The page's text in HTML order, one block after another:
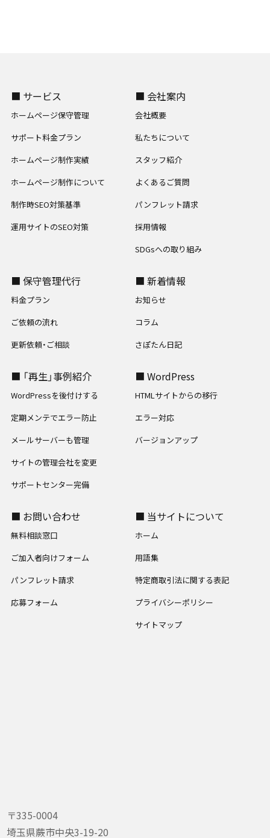
〒335-0004
埼玉県蕨市中央3-19-20
■ サービス
ホームページ保守管理
サポート料金プラン
ホームページ制作実績
ホームページ制作について
制作時SEO対策基準
運用サイトのSEO対策
■ 会社案内
会社概要
私たちについて
スタッフ紹介
よくあるご質問
パンフレット請求
採用情報
SDGsへの取り組み
■ 保守管理代行
料金プラン
ご依頼の流れ
更新依頼・ご相談
■ 新着情報
お知らせ
コラム
さぽたん日記
■ 「再生」事例紹介
WordPressを後付けする
定期メンテでエラー防止
メールサーバーも管理
サイトの管理会社を変更
サポートセンター完備
■ WordPress
HTMLサイトからの移行
エラー対応
バージョンアップ
■ お問い合わせ
無料相談窓口
ご加入者向けフォーム
パンフレット請求
応募フォーム
■ 当サイトについて
ホーム
用語集
特定商取引法に関する表記
プライバシーポリシー
サイトマップ